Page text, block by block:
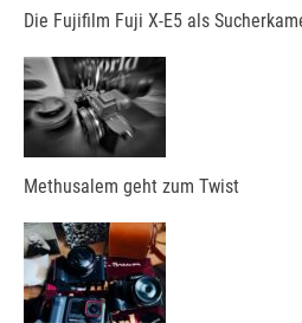
Die Fujifilm Fuji X-E5 als
Methusalem geht zum Twist